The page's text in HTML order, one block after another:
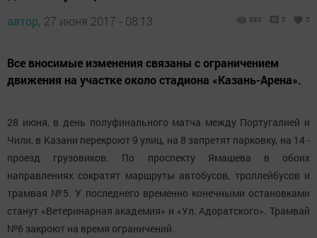
автор, 27 июня 2017 - 08:13 883 0 0
Все вносимые изменения связаны с ограничением
движения на участке около стадиона «Казань-Арена».
28 июня, в день полуфинального матча между Португалией и
Чили, в Казани перекроют 9 улиц, на 8 запретят парковку, на 14 -
проезд грузовиков. По проспекту Ямашева в обоих
направлениях сократят маршруты автобусов, троллейбусов и
трамвая №5. У последнего временно конечными остановками
станут «Ветеринарная академия» и «Ул. Адоратского». Трамвай
№6 закроют на время ограничений.